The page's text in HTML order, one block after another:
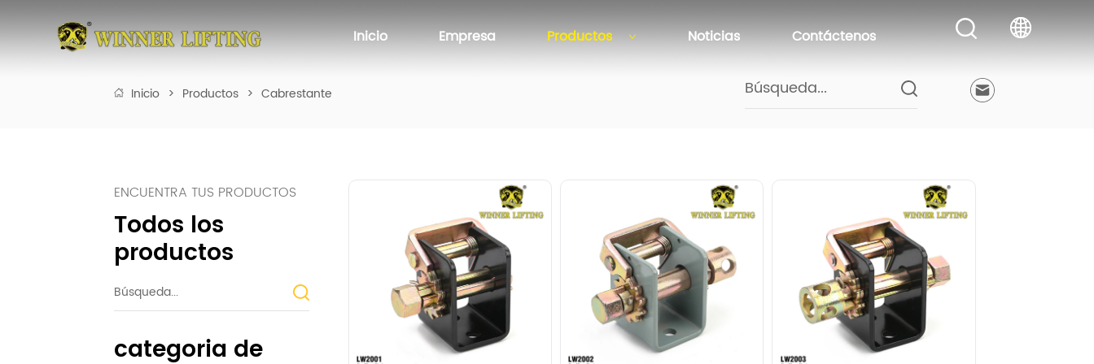
Inicio Empresa Productos Noticias Contáctenos
Inicio > Productos > Cabrestante
ENCUENTRA TUS PRODUCTOS
Todos los
productos
categoria de